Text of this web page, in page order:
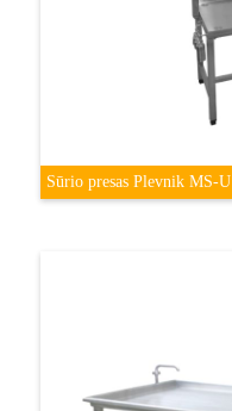
Sūrio presas Plevnik MS-U